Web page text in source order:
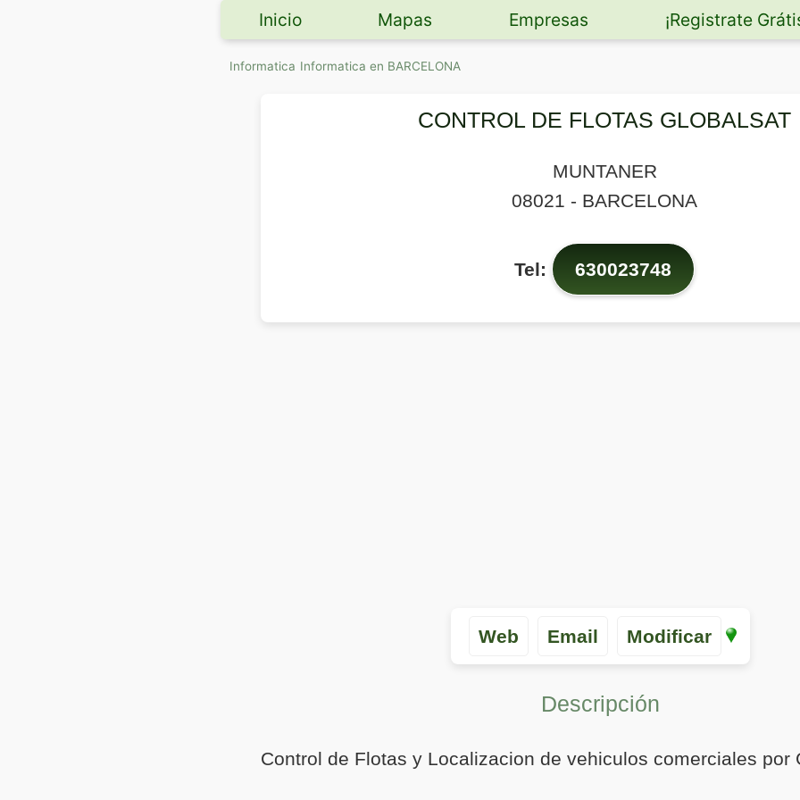
Inicio Mapas Empresas ¡Registrate
Informatica Informatica en BARCELONA
CONTROL DE FLOTAS GLOBALSAT
MUNTANER
08021 - BARCELONA
Tel: 630023748
Web Email Modificar
Descripción
Control de Flotas y Localizacion de vehiculos comerciales por